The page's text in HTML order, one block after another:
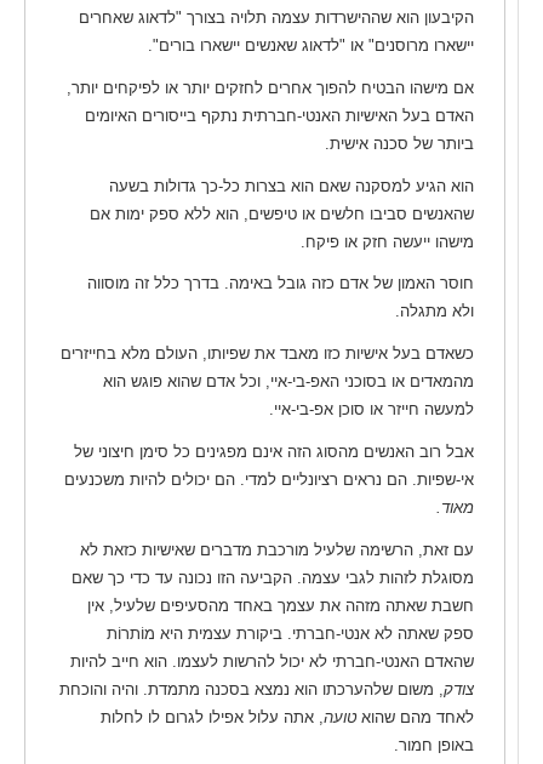
הקיבעון הוא שההישרדות עצמה תלויה בצורך "לדאוג שאחרים
יישארו מרוסנים" או "לדאוג שאנשים יישארו בורים".
אם מישהו הבטיח להפוך אחרים לחזקים יותר או לפיקחים יותר,
האדם בעל האישיות האנטי-חברתית נתקף בייסורים האיומים
ביותר של סכנה אישית.
הוא הגיע למסקנה שאם הוא בצרות כל-כך גדולות בשעה
שהאנשים סביבו חלשים או טיפשים, הוא ללא ספק ימות אם
מישהו ייעשה חזק או פיקח.
חוסר האמון של אדם כזה גובל באימה. בדרך כלל זה מוסווה
ולא מתגלה.
כשאדם בעל אישיות כזו מאבד את שפיותו, העולם מלא בחייזרים
מהמאדים או בסוכני האפ-בי-איי, וכל אדם שהוא פוגש הוא
למעשה חייזר או סוכן אפ-בי-איי.
אבל רוב האנשים מהסוג הזה אינם מפגינים כל סימן חיצוני של
אי-שפיות. הם נראים רציונליים למדי. הם יכולים להיות משכנעים
מאוד.
עם זאת, הרשימה שלעיל מורכבת מדברים שאישיות כזאת לא
מסוגלת לזהות לגבי עצמה. הקביעה הזו נכונה עד כדי כך שאם
חשבת שאתה מזהה את עצמך באחד מהסעיפים שלעיל, אין
ספק שאתה לא אנטי-חברתי. ביקורת עצמית היא מוֹתרוֹת
שהאדם האנטי-חברתי לא יכול להרשות לעצמו. הוא חייב להיות
צודק, משום שלהערכתו הוא נמצא בסכנה מתמדת. והיה והוכחת
לאחד מהם שהואטועה, אתה עלול אפילו לגרום לו לחלות
באופן חמור.